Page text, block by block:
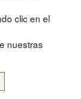
CUENTA
clic en el
nuestras